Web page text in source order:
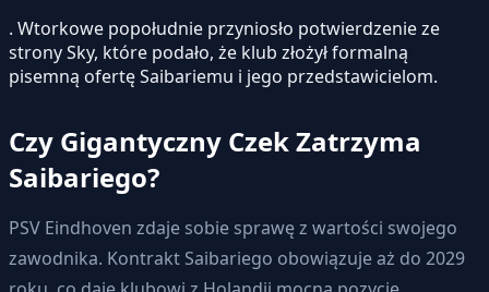
. Wtorkowe popołudnie przyniosło potwierdzenie ze
strony Sky, które podało, że klub złożył formalną
pisemną ofertę Saibariemu i jego przedstawicielom.
Czy Gigantyczny Czek Zatrzyma
Saibariego?
PSV Eindhoven zdaje sobie sprawę z wartości swojego
zawodnika. Kontrakt Saibariego obowiązuje aż do 2029